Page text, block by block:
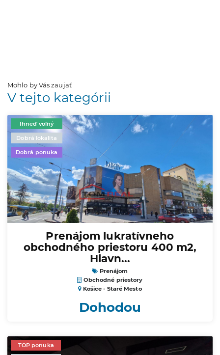
Mohlo by Vás zaujať
V tejto kategórii
Ihneď voľný
Dobrá lokalita
Dobrá ponuka
Prenájom lukratívneho
obchodného priestoru 400 m2,
Hlavn...
Prenájom
Obchodné priestory
Košice - Staré Mesto
Dohodou
TOP ponuka